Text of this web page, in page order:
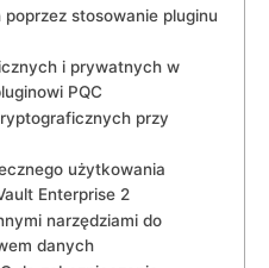
stosowanie pluginu
i prywatnych w
PQC
przy‍
użytkowania
Enterprise 2
narzędziami do
danych